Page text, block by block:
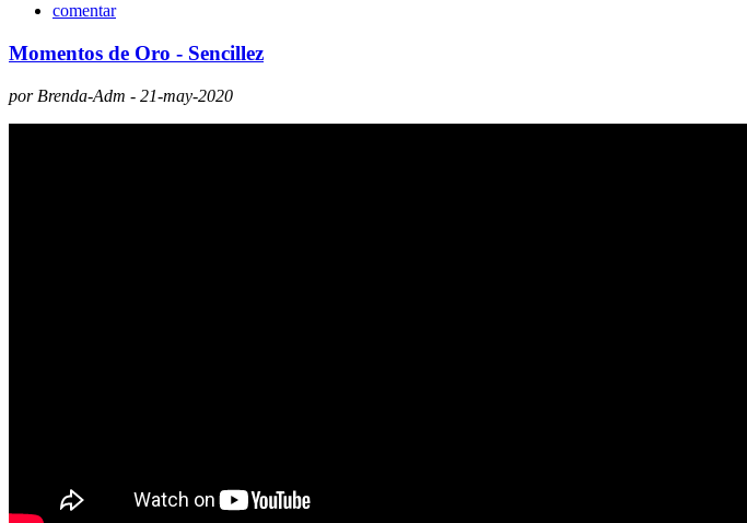
comentar
Momentos de Oro - Sencillez
por Brenda-Adm - 21-may-2020